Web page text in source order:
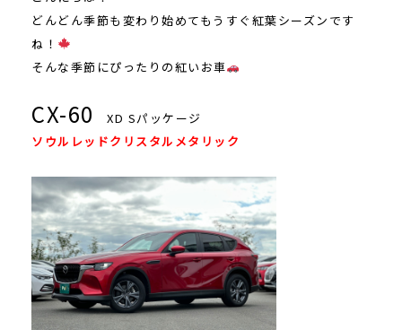
どんどん季節も変わり始めてもうすぐ紅葉シーズンです
ね！
そんな季節にぴったりの紅いお車
CX-60
XD Sパッケージ
ソウルレッドクリスタルメタリック